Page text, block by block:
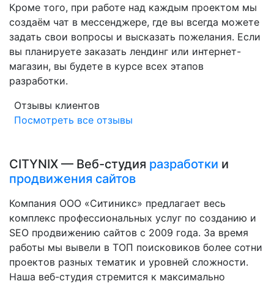
Кроме того, при работе над каждым проектом мы
создаём чат в мессенджере, где вы всегда можете
задать свои вопросы и высказать пожелания. Если
вы планируете заказать лендинг или интернет-
магазин, вы будете в курсе всех этапов
разработки.
Отзывы клиентов
Посмотреть все отзывы
CITYNIX — Веб-студия разработки и
продвижения сайтов
Компания ООО «Ситиникс» предлагает весь
комплекс профессиональных услуг по созданию и
SEO продвижению сайтов с 2009 года. За время
работы мы вывели в ТОП поисковиков более сотни
проектов разных тематик и уровней сложности.
Наша веб-студия стремится к максимально